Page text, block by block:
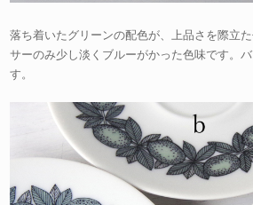
落ち着いたグリーンの配色が、上品さを際立
サーのみ少し淡くブルーがかった色味です。
す。